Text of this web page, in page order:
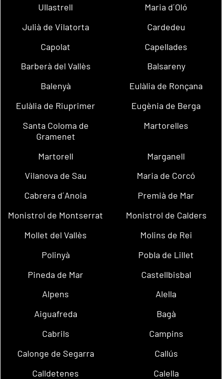
Ullastrell
Maria d´Oló
Julià de Vilatorta
Cardedeu
Capolat
Capellades
Barberà del Vallès
Balsareny
Balenyà
Eulàlia de Ronçana
Eulàlia de Riuprimer
Eugènia de Berga
Santa Coloma de
Gramenet
Martorelles
Martorell
Marganell
Vilanova de Sau
Maria de Corcó
Cabrera d´Anoia
Premià de Mar
Monistrol de Montserrat
Monistrol de Calders
Mollet del Vallès
Molins de Rei
Polinyà
Pobla de Lillet
Pineda de Mar
Castellbisbal
Alpens
Alella
Aiguafreda
Bagà
Cabrils
Campins
Calonge de Segarra
Callús
Calldetenes
Calella